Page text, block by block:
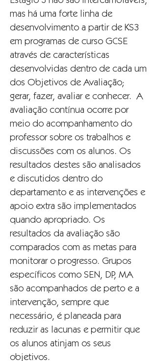
mas há uma forte linha de
desenvolvimento a partir de KS3
em programas de curso GCSE
através de características
desenvolvidas dentro de cada um
dos Objetivos de Avaliação;
gerar, fazer, avaliar e conhecer. A
avaliação contínua ocorre por
meio do acompanhamento do
professor sobre os trabalhos e
discussões com os alunos. Os
resultados destes são analisados
e discutidos dentro do
departamento e as intervenções e
apoio extra são implementados
quando apropriado. Os
resultados da avaliação são
comparados com as metas para
monitorar o progresso. Grupos
específicos como SEN, DP, MA
são acompanhados de perto e a
intervenção, sempre que
necessário, é planeada para
reduzir as lacunas e permitir que
os alunos atinjam os seus
objetivos.